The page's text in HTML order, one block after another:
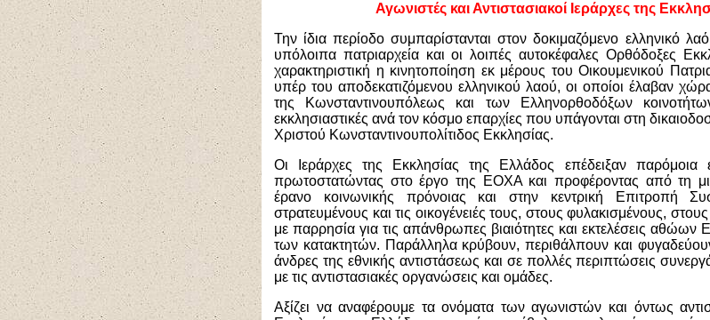
Αγωνιστές και Αντιστασιακοί Ιεράρχες της
Την ίδια περίοδο συμπαρίστανται στον δοκιμαζόμενο ελληνικό
υπόλοιπα πατριαρχεία και οι λοιπές αυτοκέφαλες Ορθόδοξες
χαρακτηριστική η κινητοποίηση εκ μέρους του Οικουμενικού
υπέρ του αποδεκατιζόμενου ελληνικού λαού, οι οποίοι έλαβαν
της Κωνσταντινουπόλεως και των Ελληνορθοδόξων
εκκλησιαστικές ανά τον κόσμο επαρχίες που υπάγονται στη
Χριστού Κωνσταντινουπολίτιδος Εκκλησίας.
Οι Ιεράρχες της Εκκλησίας της Ελλάδος επέδειξαν παρόμοια
πρωτοστατώντας στο έργο της ΕΟΧΑ και προφέροντας από τη
έρανο κοινωνικής πρόνοιας και στην κεντρική Επιτροπή
στρατευμένους και τις οικογένειές τους, στους φυλακισμένους,
με παρρησία για τις απάνθρωπες βιαιότητες και εκτελέσεις
των κατακτητών. Παράλληλα κρύβουν, περιθάλπουν και
άνδρες της εθνικής αντιστάσεως και σε πολλές περιπτώσεις
με τις αντιστασιακές οργανώσεις και ομάδες.
Αξίζει να αναφέρουμε τα ονόματα των αγωνιστών και όντως